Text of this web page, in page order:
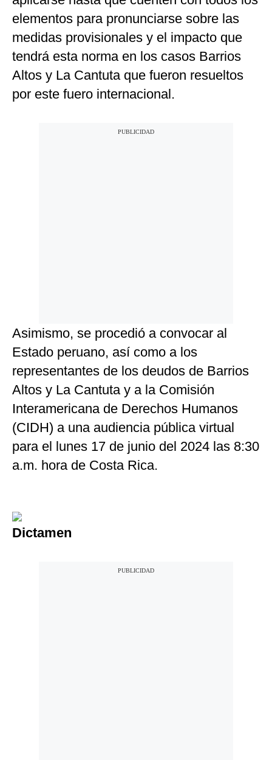
elementos para pronunciarse sobre las
medidas provisionales y el impacto que
tendrá esta norma en los casos Barrios
Altos y La Cantuta que fueron resueltos
por este fuero internacional.
Asimismo, se procedió a convocar al
Estado peruano, así como a los
representantes de los deudos de Barrios
Altos y La Cantuta y a la Comisión
Interamericana de Derechos Humanos
(CIDH) a una audiencia pública virtual
para el lunes 17 de junio del 2024 las 8:30
a.m. hora de Costa Rica.
Dictamen